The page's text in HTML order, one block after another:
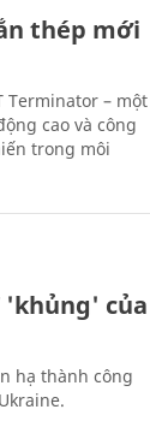
thép mới
Terminator – một
cao và công
trong môi
'khủng' của
hạ thành công